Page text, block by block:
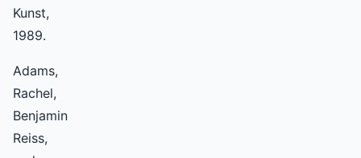
Kunst,
1989.
Adams,
Rachel,
Benjamin
Reiss,